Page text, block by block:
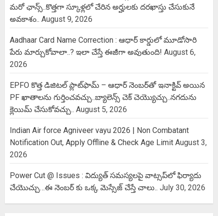
మరో ఛాన్స్..కొత్తగా స్కూళ్లలో చేరిన అర్హులకు దరఖాస్తు చేసుకునే
అవకాశం.. August 9, 2026
Aadhaar Card Name Correction : ఆధార్ కార్డులో మూడోసారి
పేరు మార్చుకోవాలా..? ఇలా చేస్తే ఈజీగా అవుతుంది! August 6,
2026
EPFO కొత్త డిజిటల్ ప్లాట్‌ఫామ్‌ – ఆధార్ నెంబర్‌తో ఇనాక్టివ్ అయిన
PF ఖాతాలను గుర్తించవచ్చు..బ్యాలెన్స్ చెక్ చెయ్యొచ్చు..నగదును
క్లెయిమ్ చేసుకోవచ్చు.. August 5, 2026
Indian Air force Agniveer vayu 2026 | Non Combatant
Notification Out, Apply Offline & Check Age Limit August 3,
2026
Power Cut @ Issues : విద్యుత్ సమస్యలపై వాట్సప్‌లో ఫిర్యాదు
చేయొచ్చు…ఈ నెంబర్ కు ఒక్క మెస్సేజ్ చేస్తే చాలు.. July 30, 2026